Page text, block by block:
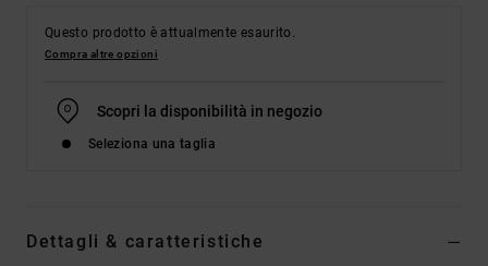
Questo prodotto è attualmente esaurito.
Compra altre opzioni
Scopri la disponibilità in negozio
Seleziona una taglia
Dettagli & caratteristiche